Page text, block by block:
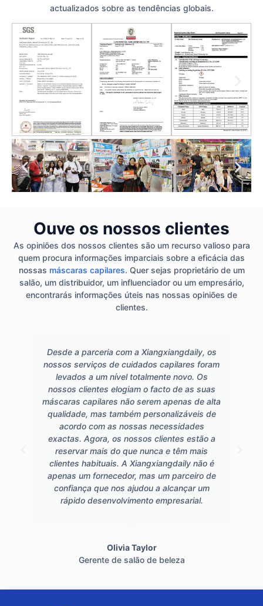
actualizados sobre as tendências globais.
Ouve os nossos clientes
As opiniões dos nossos clientes são um recurso valioso para
quem procura informações imparciais sobre a eficácia das
nossas máscaras capilares. Quer sejas proprietário de um
salão, um distribuidor, um influenciador ou um empresário,
encontrarás informações úteis nas nossas opiniões de
clientes.
Desde a parceria com a Xiangxiangdaily, os
nossos serviços de cuidados capilares foram
levados a um nível totalmente novo. Os
nossos clientes elogiam o facto de as suas
máscaras capilares não serem apenas de alta
qualidade, mas também personalizáveis de
acordo com as nossas necessidades
exactas. Agora, os nossos clientes estão a
reservar mais do que nunca e têm mais
clientes habituais. A Xiangxiangdaily não é
apenas um fornecedor, mas um parceiro de
confiança que nos ajudou a alcançar um
rápido desenvolvimento empresarial.
Olivia Taylor
Gerente de salão de beleza